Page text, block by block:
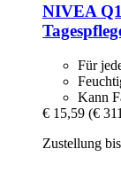
NIVEA
Für
Kann
€ 15,59 (€
Zustellung